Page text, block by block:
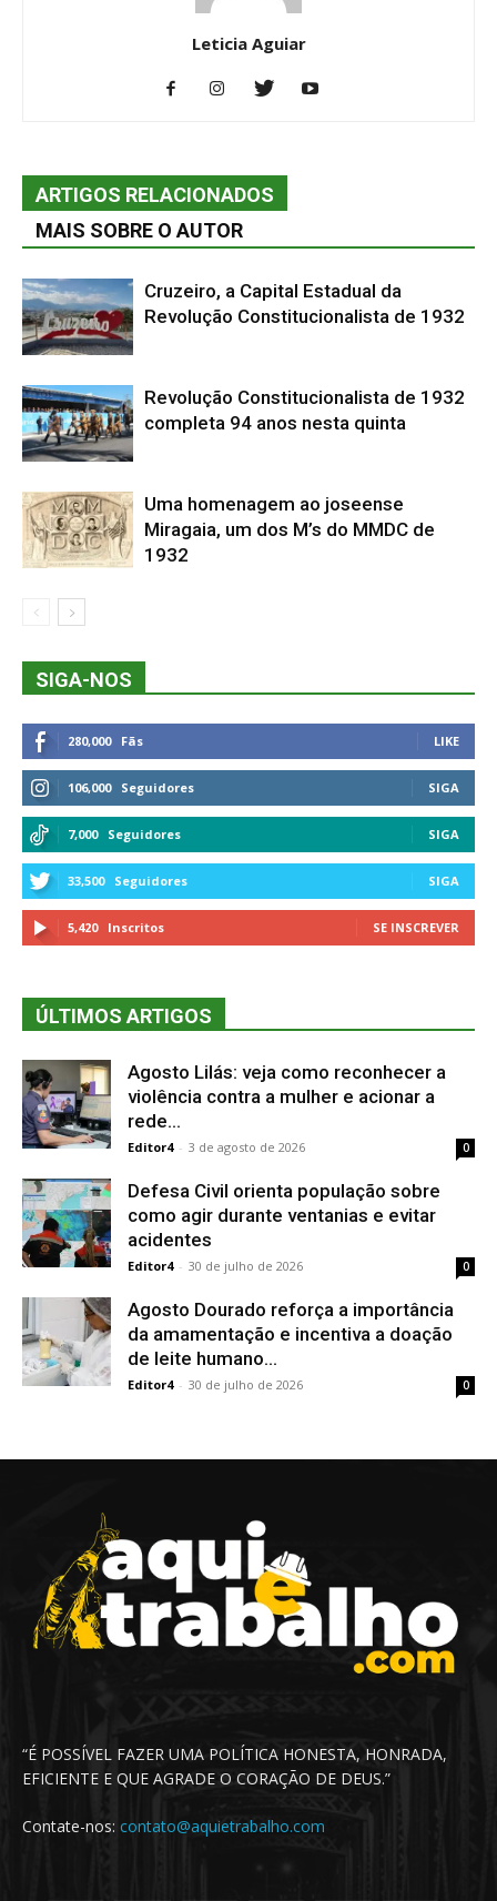
Leticia Aguiar
ARTIGOS RELACIONADOS
MAIS SOBRE O AUTOR
Cruzeiro, a Capital Estadual da
Revolução Constitucionalista de 1932
Revolução Constitucionalista de 1932
completa 94 anos nesta quinta
Uma homenagem ao joseense
Miragaia, um dos M’s do MMDC de
1932
SIGA-NOS
280,000 Fãs LIKE
106,000 Seguidores SIGA
7,000 Seguidores SIGA
33,500 Seguidores SIGA
5,420 Inscritos SE INSCREVER
ÚLTIMOS ARTIGOS
Agosto Lilás: veja como reconhecer a
violência contra a mulher e acionar a
rede...
Editor4 - 3 de agosto de 2026 0
Defesa Civil orienta população sobre
como agir durante ventanias e evitar
acidentes
Editor4 - 30 de julho de 2026 0
Agosto Dourado reforça a importância
da amamentação e incentiva a doação
de leite humano...
Editor4 - 30 de julho de 2026 0
“É POSSÍVEL FAZER UMA POLÍTICA HONESTA, HONRADA,
EFICIENTE E QUE AGRADE O CORAÇÃO DE DEUS.”
Contate-nos: contato@aquietrabalho.com